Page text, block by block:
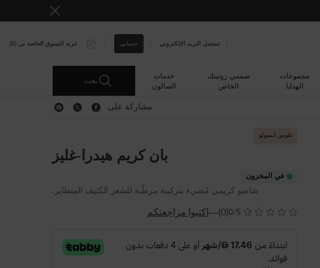
تسجيل البريد الإلكتروني حسابي عربة التسوق الخاصة بي 0
مجموعات
الهدايا
صممي روتينك
الخاص
خدمات
الصالون
بحث
مشاركة على مشاركة على Facebook
مشاركة على Twitterمشاركة على Pinterest
غلوس أبسولو
بان كريم هيدرا-غليز
في المخزون
شامبو كريمي مُضيء بتركيبة مرطّبة للشعر الكثيف المتطاير.
0/5
(0)
—اكتبوا مراجعتكم